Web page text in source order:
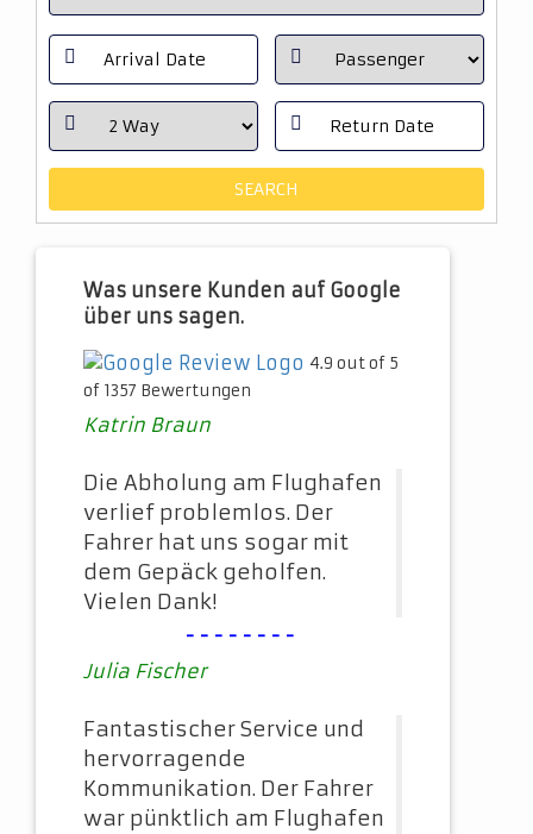
Was unsere Kunden auf Google
über uns sagen.
4.9 out of 5
of 1357 Bewertungen
Katrin Braun
Die Abholung am Flughafen
verlief problemlos. Der
Fahrer hat uns sogar mit
dem Gepäck geholfen.
Vielen Dank!
--------
Julia Fischer
Fantastischer Service und
hervorragende
Kommunikation. Der Fahrer
war pünktlich am Flughafen